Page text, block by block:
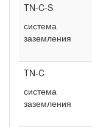
TN-C-S
система
заземления
TN-C
система
заземления